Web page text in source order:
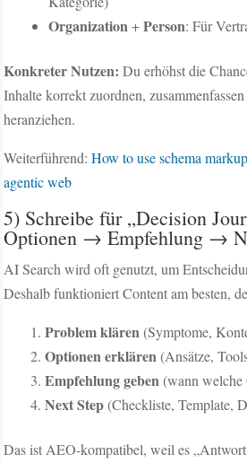
Organization+Person: Für
Konkreter Nutzen: Du erhöhst die
Inhalte korrekt zuordnen,
heranziehen.
Weiterführend:How to use schema
agentic web
5) Schreibe für „Decision
Optionen → Empfehlung →
AI Search wird oft genutzt, um
Deshalb funktioniert Content am besten,
Problem klären(Symptome,
Optionen erklären(Ansätze,
Empfehlung geben(wann
Next Step(Checkliste, Template,
Das ist AEO-kompatibel, weil es